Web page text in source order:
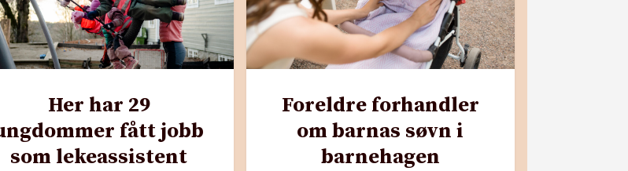
Her har 29
fått jobb
som lekeassistent
Foreldre forhandler
om barnas søvn i
barnehagen